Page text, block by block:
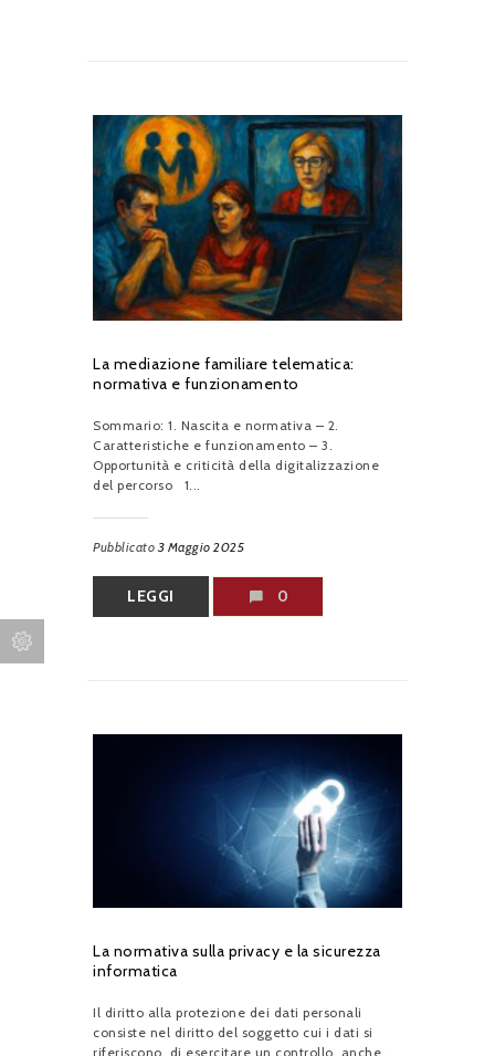
La mediazione familiare telematica:
normativa e funzionamento
Sommario: 1. Nascita e normativa – 2.
Caratteristiche e funzionamento – 3.
Opportunità e criticità della digitalizzazione
del percorso 1...
Pubblicato 3 Maggio 2025
LEGGI 0
La normativa sulla privacy e la sicurezza
informatica
Il diritto alla protezione dei dati personali
consiste nel diritto del soggetto cui i dati si
riferiscono, di esercitare un controllo, anche...